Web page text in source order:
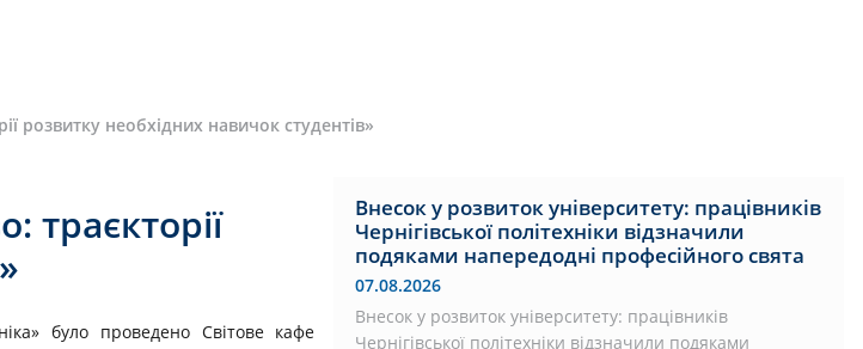
розвитку необхідних навичок студентів»
траєкторії
було проведено Світове кафе
Внесок у розвиток університету: працівників
Чернігівської політехніки відзначили
подяками напередодні професійного свята
07.08.2026
Внесок у розвиток університету: працівників
Чернігівської політехніки відзначили подяками